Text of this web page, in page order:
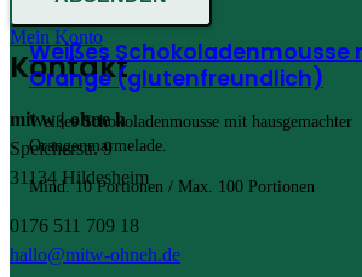
Weißes Schokoladenmousse
Orange (glutenfreundlich)
Weißes Schokoladenmousse mit hausgemachter
Orangenmarmelade.
Mind. 10 Portionen / Max. 100 Portionen
Mein Konto
Kontakt
mit w | ohne h
Speicherstr. 9
31134 Hildesheim
0176 511 709 18
hallo@mitw-ohneh.de